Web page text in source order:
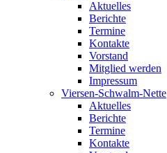
Aktuelles
Berichte
Termine
Kontakte
Vorstand
Mitglied werden
Impressum
Viersen-Schwalm-Nette
Aktuelles
Berichte
Termine
Kontakte